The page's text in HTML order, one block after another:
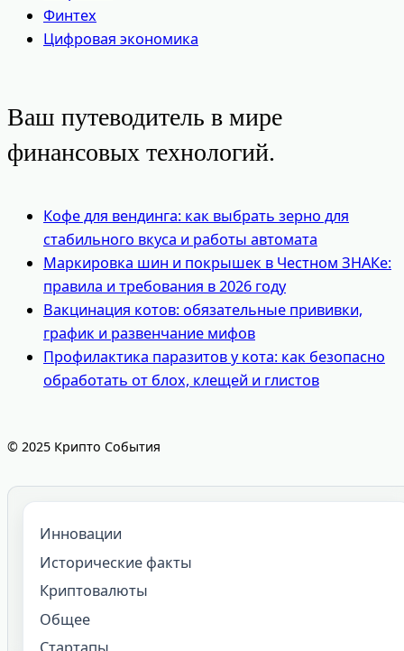
Финтех
Цифровая экономика
Ваш путеводитель в мире
финансовых технологий.
Кофе для вендинга: как выбрать зерно для
стабильного вкуса и работы автомата
Маркировка шин и покрышек в Честном ЗНАКе:
правила и требования в 2026 году
Вакцинация котов: обязательные прививки,
график и развенчание мифов
Профилактика паразитов у кота: как безопасно
обработать от блох, клещей и глистов
© 2025 Крипто События
Инновации
Исторические факты
Криптовалюты
Общее